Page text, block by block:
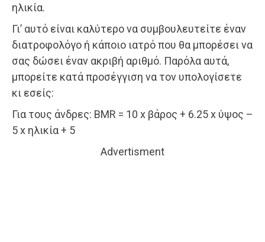
ηλικία.
Γι’ αυτό είναι καλύτερο να συμβουλευτείτε έναν
διατροφολόγο ή κάποιο ιατρό που θα μπορέσει να
σας δώσει έναν ακριβή αριθμό. Παρόλα αυτά,
μπορείτε κατά προσέγγιση να τον υπολογίσετε
κι εσείς:
Για τους άνδρες: BMR = 10 x βάρος + 6.25 x ύψος –
5 x ηλικία + 5
Advertisment